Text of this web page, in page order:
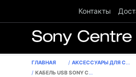
Контакты
ГЛАВНАЯ
АКСЕССУАРЫ ДЛЯ СМАРТФОНОВ
КАБЕЛЬ USB SONY CP-AB150